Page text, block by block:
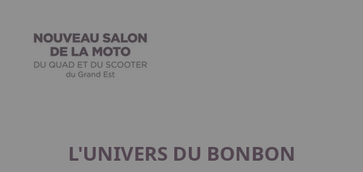
L'UNIVERS DU BONBON